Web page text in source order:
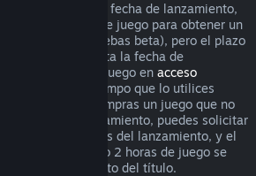
Steam antes de la fecha de lanzamiento,
de tiempo de juego para obtener un
el caso de las pruebas beta), pero el plazo
no empieza hasta la fecha de
si compras un juego en acceso
, todo el tiempo que lo utilices
2 horas. Si precompras un juego que no
la fecha de lanzamiento, puedes solicitar
momento antes del lanzamiento, y el
de 14 días o 2 horas de juego se
de lanzamiento del título.